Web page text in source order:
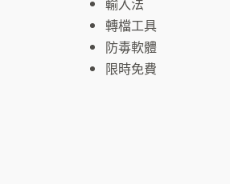
轉檔工具
防毒軟體
限時免費